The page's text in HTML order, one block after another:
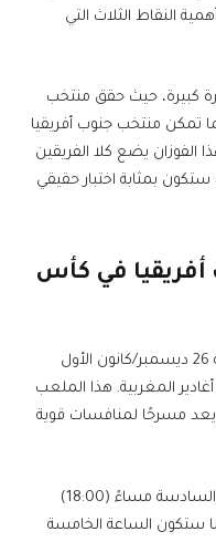
النقاط الثلاث التي
كبيرة، حيث حقق منتخب
على زيمبابوي بنتيجة 2-1، بينما تمكن منتخب جنوب أفريقيا
الفوزان يضع كلا الفريقين
بمثابة اختبار حقيقي
أفريقيا في كأس
من المقرر أن تقام المباراة اليوم الجمعة 26 ديسمبر/كانون الأول
أغادير المغربية. هذا الملعب
مسرحًا لمنافسات قوية
وتنطلق صافرة البداية في تمام الساعة السادسة مساءً (18:00)
ستكون الساعة الخامسة